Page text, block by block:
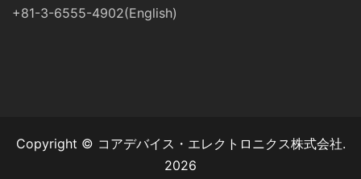
+81-3-6555-4902(English)
Copyright © コアデバイス・エレクトロニクス株式会社.
2026